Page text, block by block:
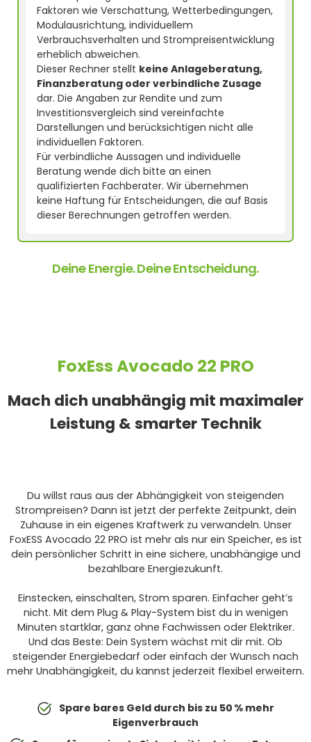
Faktoren wie Verschattung, Wetterbedingungen,
Modulausrichtung, individuellem
Verbrauchsverhalten und Strompreisentwicklung
erheblich abweichen.
Dieser Rechner stellt keine Anlageberatung,
Finanzberatung oder verbindliche Zusage
dar. Die Angaben zur Rendite und zum
Investitionsvergleich sind vereinfachte
Darstellungen und berücksichtigen nicht alle
individuellen Faktoren.
Für verbindliche Aussagen und individuelle
Beratung wende dich bitte an einen
qualifizierten Fachberater. Wir übernehmen
keine Haftung für Entscheidungen, die auf Basis
dieser Berechnungen getroffen werden.
Deine Energie. Deine Entscheidung.
FoxEss Avocado 22 PRO
Mach dich unabhängig mit maximaler
Leistung & smarter Technik
Du willst raus aus der Abhängigkeit von steigenden
Strompreisen? Dann ist jetzt der perfekte Zeitpunkt, dein
Zuhause in ein eigenes Kraftwerk zu verwandeln. Unser
FoxESS Avocado 22 PRO ist mehr als nur ein Speicher, es ist
dein persönlicher Schritt in eine sichere, unabhängige und
bezahlbare Energiezukunft.
Einstecken, einschalten, Strom sparen. Einfacher geht’s
nicht. Mit dem Plug & Play-System bist du in wenigen
Minuten startklar, ganz ohne Fachwissen oder Elektriker.
Und das Beste: Dein System wächst mit dir mit. Ob
steigender Energiebedarf oder einfach der Wunsch nach
mehr Unabhängigkeit, du kannst jederzeit flexibel erweitern.
Spare bares Geld durch bis zu 50 % mehr
Eigenverbrauch